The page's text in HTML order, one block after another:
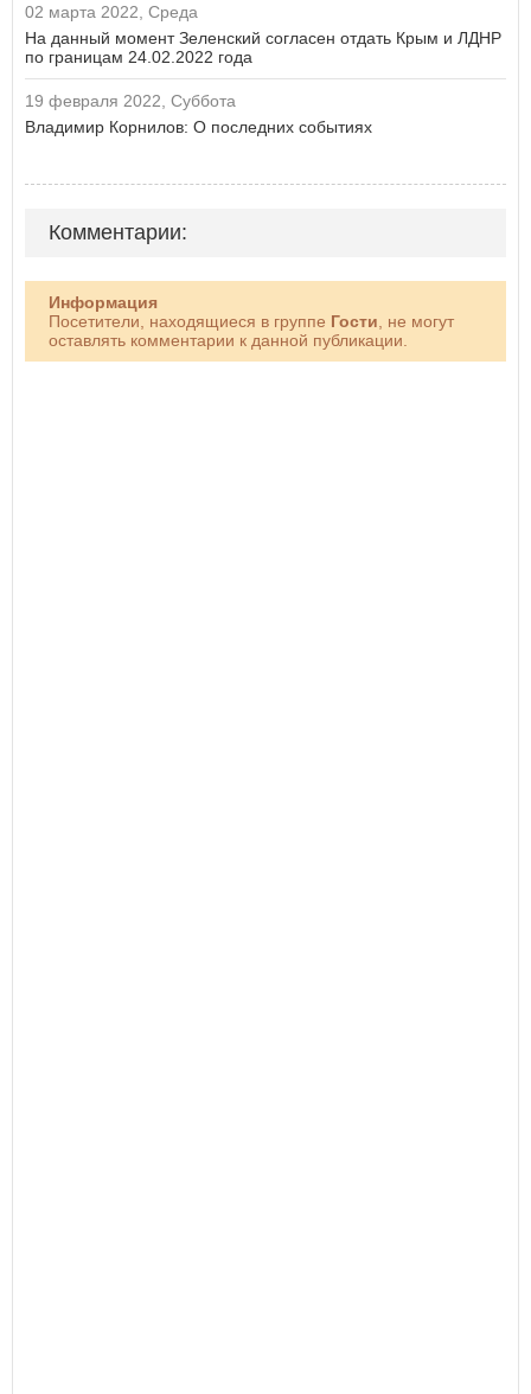
02 марта 2022, Среда
На данный момент Зеленский согласен отдать Крым и ЛДНР
по границам 24.02.2022 года
19 февраля 2022, Суббота
Владимир Корнилов: О последних событиях
Комментарии:
Информация
Посетители, находящиеся в группе Гости , не могут
оставлять комментарии к данной публикации.